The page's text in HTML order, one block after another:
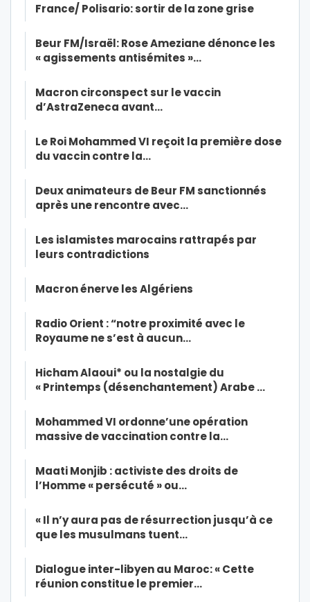
France/ Polisario: sortir de la zone grise
Beur FM/Israël: Rose Ameziane dénonce les
« agissements antisémites »…
Macron circonspect sur le vaccin
d’AstraZeneca avant…
Le Roi Mohammed VI reçoit la première dose
du vaccin contre la…
Deux animateurs de Beur FM sanctionnés
après une rencontre avec…
Les islamistes marocains rattrapés par
leurs contradictions
Macron énerve les Algériens
Radio Orient : “notre proximité avec le
Royaume ne s’est à aucun…
Hicham Alaoui* ou la nostalgie du
« Printemps (désenchantement) Arabe …
Mohammed VI ordonne’une opération
massive de vaccination contre la…
Maati Monjib : activiste des droits de
l’Homme « persécuté » ou…
« Il n’y aura pas de résurrection jusqu’à ce
que les musulmans tuent…
Dialogue inter-libyen au Maroc: « Cette
réunion constitue le premier…